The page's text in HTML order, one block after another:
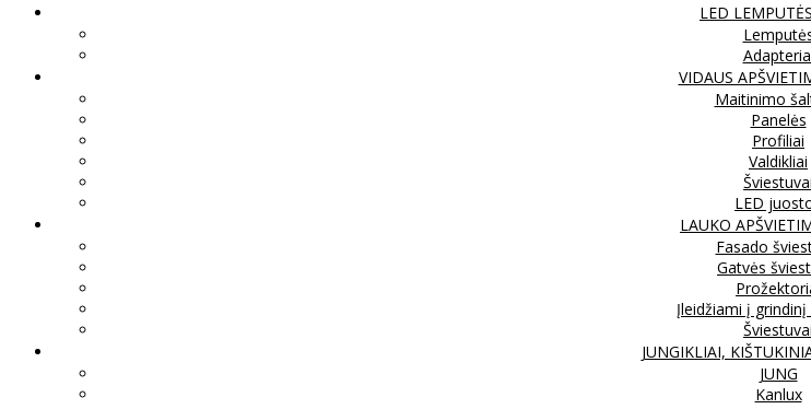
LED LEMPUTĖS
VIDAUS
Maitinimo
Panelės
Profiliai
Valdikliai
Šviestuvai
LED
LAUKO
Fasado
Gatvės
Įleidžiami į grindinį
Šviestuvai
JUNGIKLIAI,
JUNG
Kanlux